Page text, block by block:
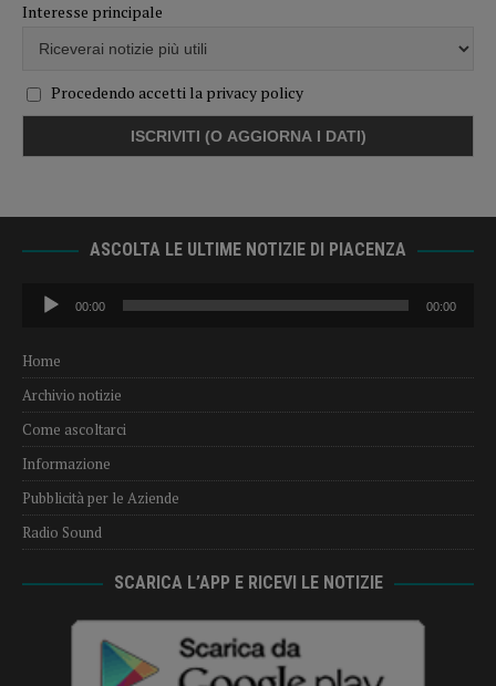
Interesse principale
Procedendo accetti la privacy policy
ASCOLTA LE ULTIME NOTIZIE DI PIACENZA
Audio
Player
00:00 00:00
Home
Archivio notizie
Come ascoltarci
Informazione
Pubblicità per le Aziende
Radio Sound
SCARICA L’APP E RICEVI LE NOTIZIE